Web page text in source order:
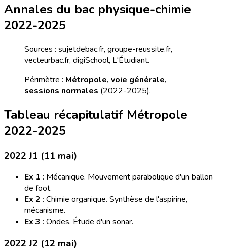
Annales du bac physique-chimie
2022-2025
Sources : sujetdebac.fr, groupe-reussite.fr,
vecteurbac.fr, digiSchool, L'Étudiant.
Périmètre : Métropole, voie générale,
sessions normales (2022-2025).
Tableau récapitulatif Métropole
2022-2025
2022 J1 (11 mai)
Ex 1 : Mécanique. Mouvement parabolique d'un ballon
de foot.
Ex 2 : Chimie organique. Synthèse de l'aspirine,
mécanisme.
Ex 3 : Ondes. Étude d'un sonar.
2022 J2 (12 mai)